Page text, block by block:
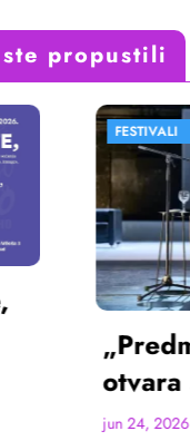
propustili
POZORIŠTE
Medeja“
Bitef u
Kulturni kišobran